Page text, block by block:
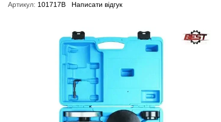
Артикул: 101717B Написати відгук